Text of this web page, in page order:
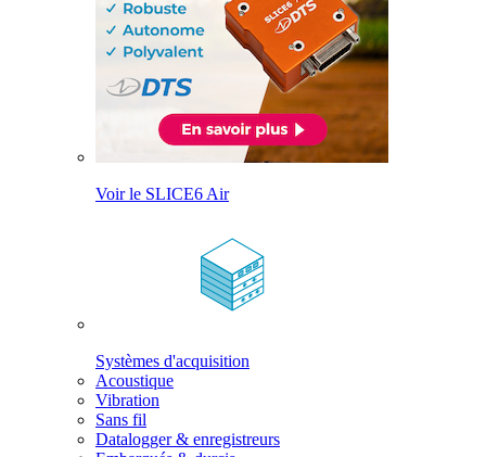
Voir le SLICE6 Air
Systèmes d'acquisition
Acoustique
Vibration
Sans fil
Datalogger & enregistreurs